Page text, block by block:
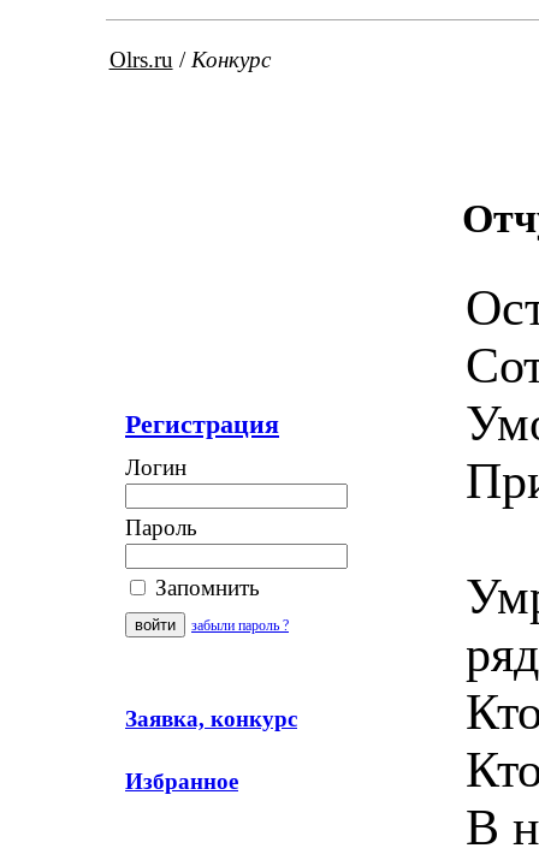
Olrs.ru / Конкурс
Регистрация
Логин
Пароль
Запомнить
забыли пароль ?
Заявка, конкурс
Избранное
В